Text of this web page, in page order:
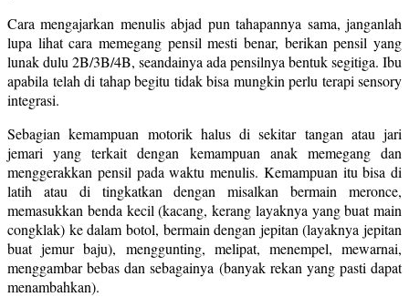
Cara mengajarkan menulis abjad pun tahapannya sama, janganlah
lupa lihat cara memegang pensil mesti benar, berikan pensil yang
lunak dulu 2B/3B/4B, seandainya ada pensilnya bentuk segitiga. Ibu
apabila telah di tahap begitu tidak bisa mungkin perlu terapi sensory
integrasi.
Sebagian kemampuan motorik halus di sekitar tangan atau jari
jemari yang terkait dengan kemampuan anak memegang dan
menggerakkan pensil pada waktu menulis. Kemampuan itu bisa di
latih atau di tingkatkan dengan misalkan bermain meronce,
memasukkan benda kecil (kacang, kerang layaknya yang buat main
congklak) ke dalam botol, bermain dengan jepitan (layaknya jepitan
buat jemur baju), menggunting, melipat, menempel, mewarnai,
menggambar bebas dan sebagainya (banyak rekan yang pasti dapat
menambahkan).